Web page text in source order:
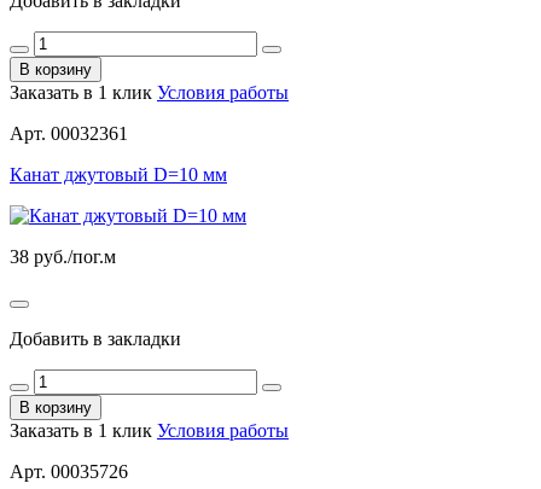
В корзину
Заказать в 1 клик Условия работы
Арт. 00032361
Канат джутовый D=10 мм
38 руб./пог.м
Добавить в закладки
В корзину
Заказать в 1 клик Условия работы
Арт. 00035726